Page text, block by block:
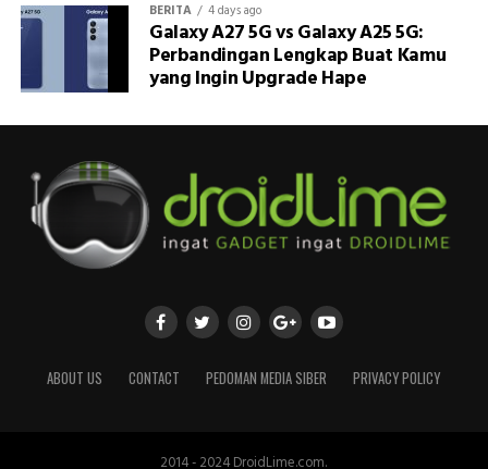
BERITA 4 days ago
Galaxy A27 5G vs Galaxy A25 5G:
Perbandingan Lengkap Buat Kamu
yang Ingin Upgrade Hape
ABOUT US CONTACT PEDOMAN MEDIA SIBER PRIVACY POLICY
2014 - 2024 DroidLime.com.